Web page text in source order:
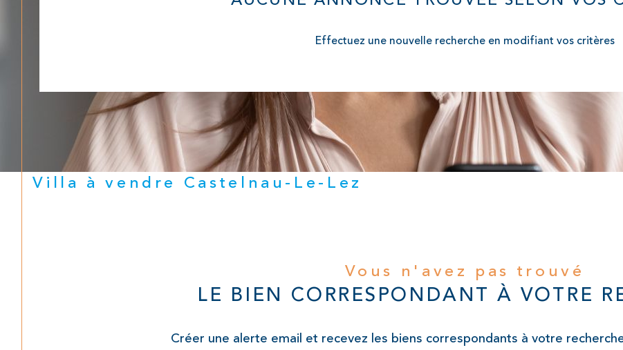
Effectuez une nouvelle recherche en modifiant vos critères
Villa à vendre Castelnau-Le-Lez
Vous n'avez pas trouvé
LE BIEN CORRESPONDANT À VOTRE
Créer une alerte email et recevez les biens correspondants à votre